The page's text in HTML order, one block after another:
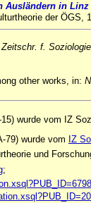
Ausländern in
der ÖGS,
f.
other works, in:
wurde vom IZ
79) wurde vom IZ
und
;